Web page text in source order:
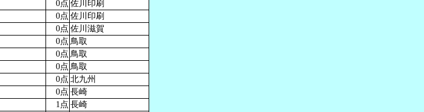
0点 佐川印刷
0点 佐川印刷
0点 佐川滋賀
0点 鳥取
0点 鳥取
0点 鳥取
0点 北九州
0点 長崎
1点 長崎